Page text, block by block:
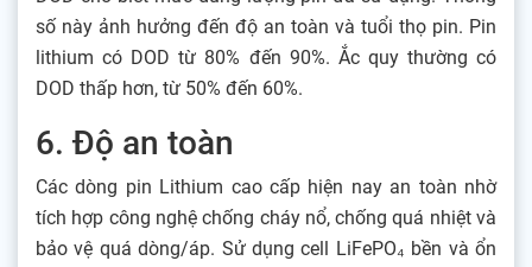
số này ảnh hưởng đến độ an toàn và tuổi thọ pin. Pin
lithium có DOD từ 80% đến 90%. Ắc quy thường có
DOD thấp hơn, từ 50% đến 60%.
6. Độ an toàn
Các dòng pin Lithium cao cấp hiện nay an toàn nhờ
tích hợp công nghệ chống cháy nổ, chống quá nhiệt và
bảo vệ quá dòng/áp. Sử dụng cell LiFePO₄ bền và ổn